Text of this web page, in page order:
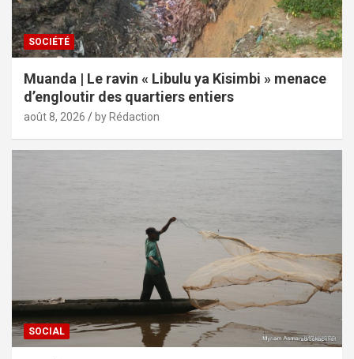
SOCIÉTÉ
Muanda | Le ravin « Libulu ya Kisimbi » menace
d’engloutir des quartiers entiers
août 8, 2026 by Rédaction
SOCIAL